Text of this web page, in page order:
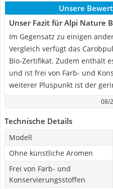
Unsere
Unser Fazit für Alpi Nature
Im Gegensatz zu einigen
Vergleich verfügt das
Bio-Zertifikat. Zudem enthält
und ist frei von Farb- und
weiterer Pluspunkt ist der
08/
Technische Details
Modell
Ohne künstliche Aromen
Frei von Farb- und
Konservierungsstoffen